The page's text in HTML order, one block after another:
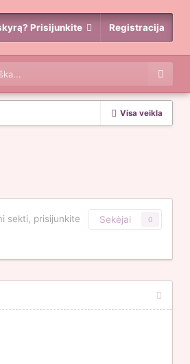
Prisijunkite Registracija
Visa veikla
sekti, prisijunkite Sekėjai 0